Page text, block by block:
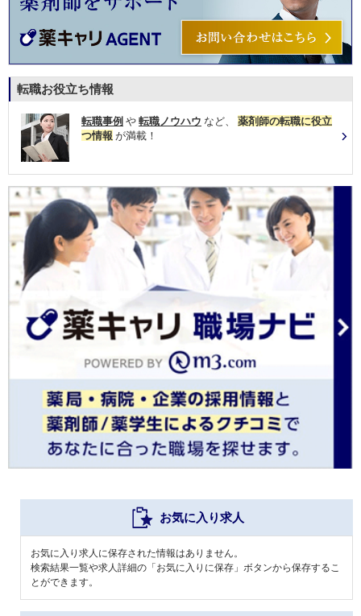
転職お役立ち情報
転職事例 や 転職ノウハウ など、 薬剤師の転職に役立
つ情報 が満載！
お気に入り求人
お気に入り求人に保存された情報はありません。
検索結果一覧や求人詳細の「お気に入りに保存」ボタンから保存するこ
とができます。